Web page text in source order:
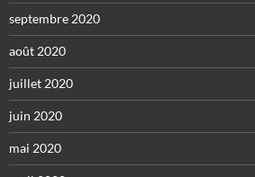
septembre 2020
août 2020
juillet 2020
juin 2020
mai 2020